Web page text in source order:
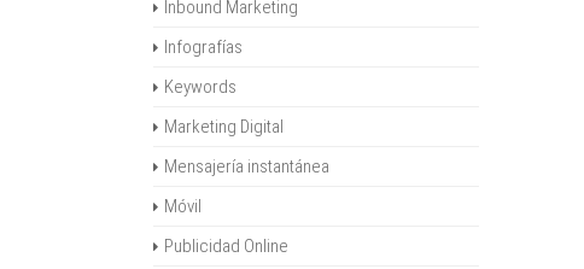
Inbound Marketing
Infografías
Keywords
Marketing Digital
Mensajería instantánea
Móvil
Publicidad Online